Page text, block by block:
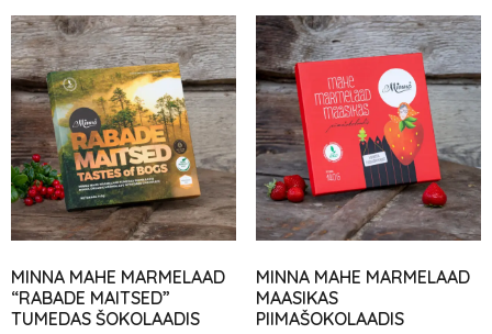
MINNA MAHE MARMELAAD
“RABADE MAITSED”
TUMEDAS ŠOKOLAADIS
MINNA MAHE MARMELAAD
MAASIKAS
PIIMAŠOKOLAADIS